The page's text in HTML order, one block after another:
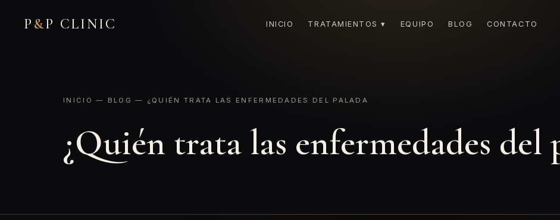
P &P CLINIC INICIO TRATAMIENTOS ▾ EQUIPO BLOG CONTACTO
INICIO — BLOG — ¿QUIÉN TRATA LAS ENFERMEDADES DEL PALADA
¿Quién trata las enfermedades del